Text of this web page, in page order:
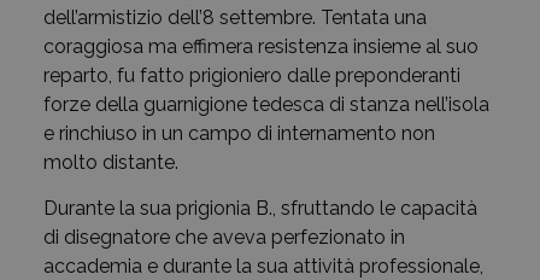
dell’armistizio dell’8 settembre. Tentata una
coraggiosa ma effimera resistenza insieme al suo
reparto, fu fatto prigioniero dalle preponderanti
forze della guarnigione tedesca di stanza nell’isola
e rinchiuso in un campo di internamento non
molto distante.
Durante la sua prigionia B., sfruttando le capacità
di disegnatore che aveva perfezionato in
accademia e durante la sua attività professionale,